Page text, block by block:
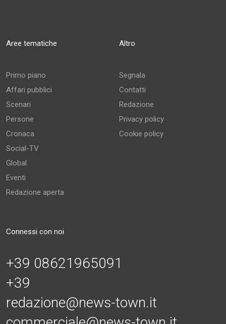
Aree tematiche
Primo piano
Affari pubblici
Scenari
Persone
Cronaca
Social-TV
Global
Eventi
Redazione aperta
Altro
Segnala
Contatti
Redazione
Privacy policy
Cookie policy
Connessi con noi
+39 08621965091
+39
redazione@news-town.it